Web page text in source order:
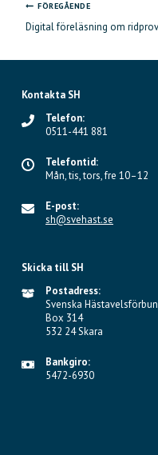
Inläggsnavigering
FÖREGÅENDE
Digital föreläsning om ridprov
Kontakta SH
Telefon:
0511-441 881
Telefontid:
Mån, tis, tors, fre 10–12
E-post:
sh@svehast.se
Skicka till SH
Postadress:
Svenska
Box 314
532 24 Skara
Bankgiro:
5472-6930